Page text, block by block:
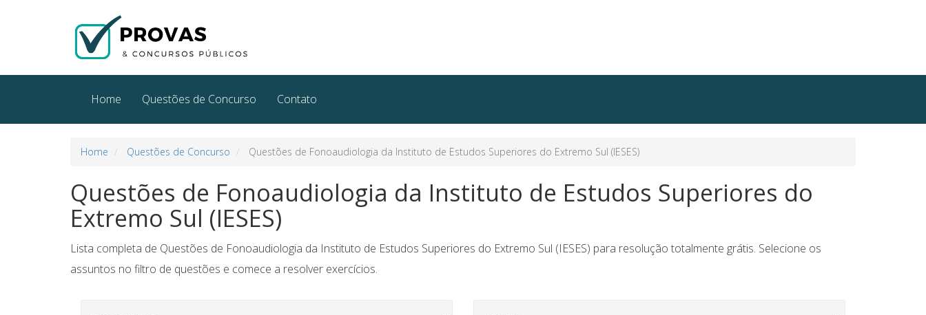
Home Questões de Concurso Contato
Home Questões de Concurso Questões de Fonoaudiologia da Instituto de Estudos Superiores do Extremo Sul (IESES)
Questões de Fonoaudiologia da Instituto de Estudos Superiores do
Extremo Sul (IESES)
Lista completa de Questões de Fonoaudiologia da Instituto de Estudos Superiores do Extremo Sul (IESES) para resolução totalmente grátis. Selecione os
assuntos no filtro de questões e comece a resolver exercícios.